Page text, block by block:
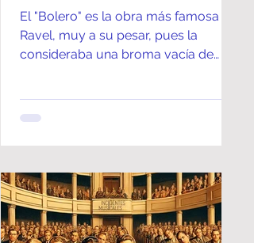
El "Bolero" es la obra más famosa de
Ravel, muy a su pesar, pues la
consideraba una broma vacía de